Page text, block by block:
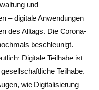
und
– digitale Anwendungen
des Alltags. Die Corona-
beschleunigt.
Digitale Teilhabe ist
Teilhabe.
wie Digitalisierung